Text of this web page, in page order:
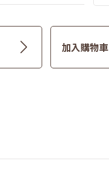
加入購物車